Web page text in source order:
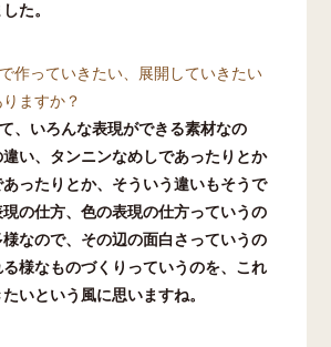
た。
作っていきたい、展開していきたい
ますか？
、いろんな表現ができる素材なの
い、タンニンなめしであったりとか
ったりとか、そういう違いもそうで
の仕方、色の表現の仕方っていうの
なので、その辺の面白さっていうの
様なものづくりっていうのを、これ
いという風に思いますね。